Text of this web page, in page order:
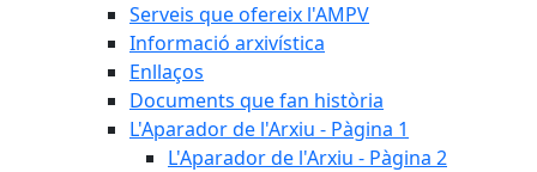
Serveis que ofereix l'AMPV
Informació arxivística
Enllaços
Documents que fan història
L'Aparador de l'Arxiu - Pàgina 1
L'Aparador de l'Arxiu - Pàgina 2